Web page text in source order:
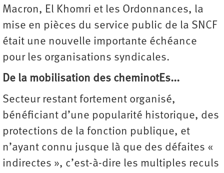
Macron, El Khomri et les Ordonnances, la
mise en pièces du service public de la SNCF
était une nouvelle importante échéance
pour les organisations syndicales.
De la mobilisation des cheminotEs...
Secteur restant fortement organisé,
bénéficiant d’une popularité historique, des
protections de la fonction publique, et
n’ayant connu jusque là que des défaites «
indirectes », c’est-à-dire les multiples reculs